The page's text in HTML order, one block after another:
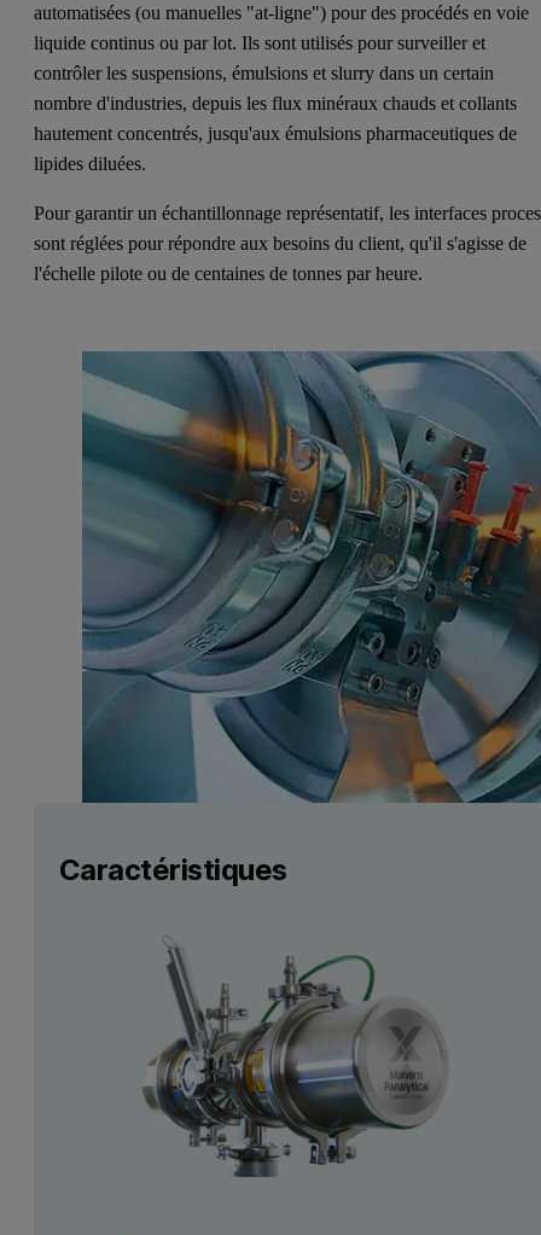
automatisées (ou manuelles "at-ligne") pour des procédés en voie
liquide continus ou par lot. Ils sont utilisés pour surveiller et
contrôler les suspensions, émulsions et slurry dans un certain
nombre d'industries, depuis les flux minéraux chauds et collants
hautement concentrés, jusqu'aux émulsions pharmaceutiques de
lipides diluées.
Pour garantir un échantillonnage représentatif, les interfaces
sont réglées pour répondre aux besoins du client, qu'il s'agisse de
l'échelle pilote ou de centaines de tonnes par heure.
Caractéristiques